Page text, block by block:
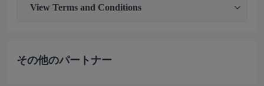
View Terms and Conditions
その他のパートナー